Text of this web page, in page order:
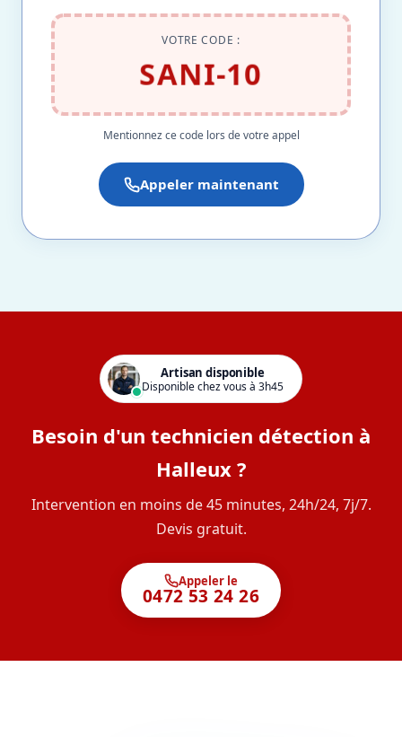
VOTRE CODE :
SANI-10
Mentionnez ce code lors de votre appel
Appeler maintenant
Artisan disponible
Disponible chez vous à 3h45
Besoin d'un technicien détection à
Halleux ?
Intervention en moins de 45 minutes, 24h/24, 7j/7.
Devis gratuit.
Appeler le
0472 53 24 26